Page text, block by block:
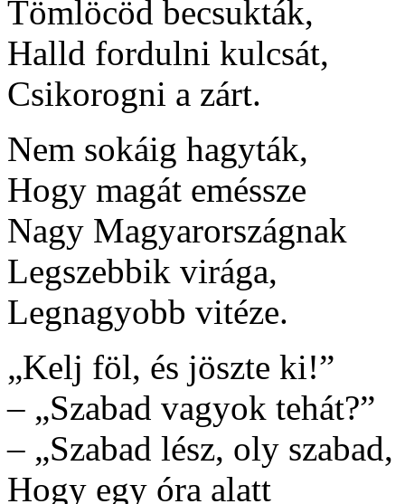
Tömlöcöd becsukták,
Halld fordulni kulcsát,
Csikorogni a zárt.
Nem sokáig hagyták,
Hogy magát eméssze
Nagy Magyarországnak
Legszebbik virága,
Legnagyobb vitéze.
„Kelj föl, és jöszte ki!”
– „Szabad vagyok tehát?”
– „Szabad lész, oly szabad,
Hogy egy óra alatt